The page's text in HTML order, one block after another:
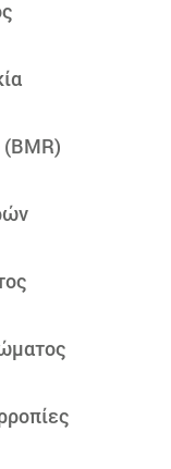
(BMR)